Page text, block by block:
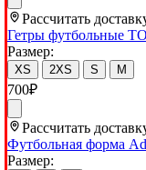
Рассчитать
Гетры футбольные
Размер:
XS 2XS S M
700₽
Рассчитать
Футбольная форма
Размер: